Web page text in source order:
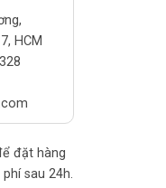
HCM
đặt hàng
sau 24h.